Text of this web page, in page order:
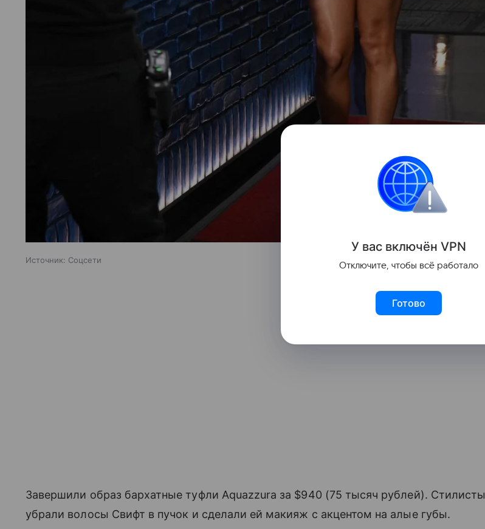
Источник: Соцсети
Завершили образ бархатные туфли Aquazzura за $940 (75 тысяч рублей). Стилисты
убрали волосы Свифт в пучок и сделали ей макияж с акцентом на алые губы.
У вас включён VPN
Отключите, чтобы всё работало
Готово